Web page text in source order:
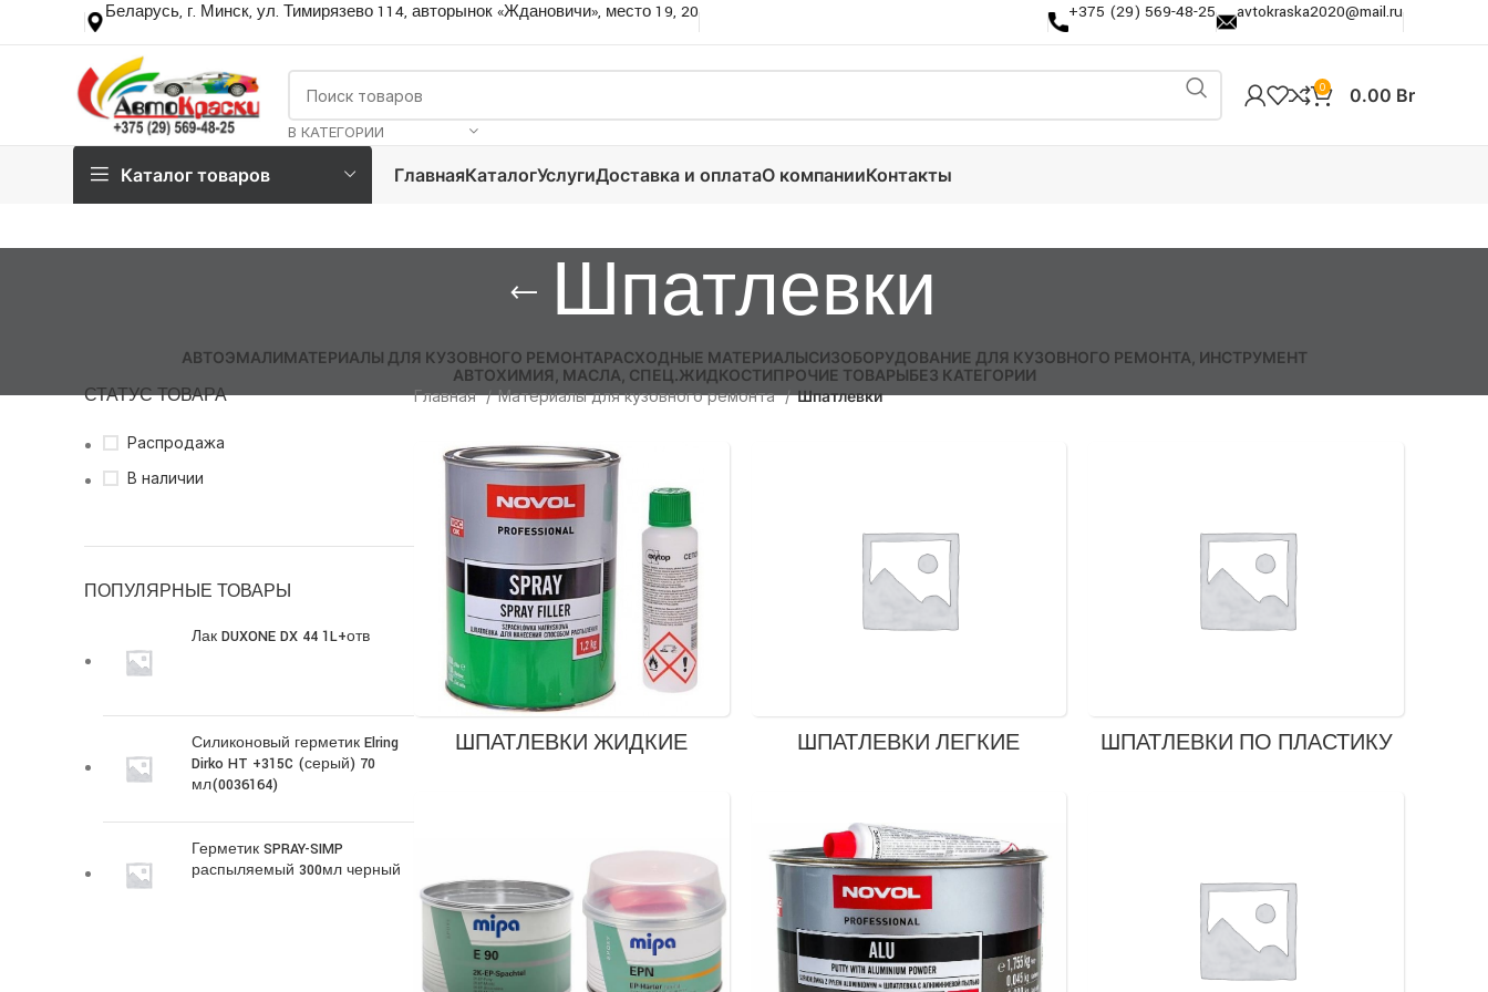
Беларусь, г. Минск, ул. Тимирязево 114, авторынок «Ждановичи», место 19, 20 +375 (29) 569-48-25 avtokraska2020@mail.ru
В КАТЕГОРИИ
0 0.00 Br
Каталог товаров ГлавнаяКаталогУслугиДоставка и оплатаО компанииКонтакты
Шпатлевки
АВТОЭМАЛИМАТЕРИАЛЫ ДЛЯ КУЗОВНОГО РЕМОНТАРАСХОДНЫЕ МАТЕРИАЛЫСИЗОБОРУДОВАНИЕ ДЛЯ КУЗОВНОГО РЕМОНТА, ИНСТРУМЕНТ
АВТОХИМИЯ, МАСЛА, СПЕЦ.ЖИДКОСТИПРОЧИЕ ТОВАРЫБЕЗ КАТЕГОРИИ
СТАТУС ТОВАРА
Распродажа
В наличии
ПОПУЛЯРНЫЕ ТОВАРЫ
Лак DUXONE DX 44 1L+отв
Силиконовый герметик Elring
Dirko HT +315C (серый) 70
мл(0036164)
Герметик SPRAY-SIMP
распыляемый 300мл черный
Главная Материалы для кузовного ремонта Шпатлевки
ШПАТЛЕВКИ ЖИДКИЕ ШПАТЛЕВКИ ЛЕГКИЕ ШПАТЛЕВКИ ПО ПЛАСТИКУ